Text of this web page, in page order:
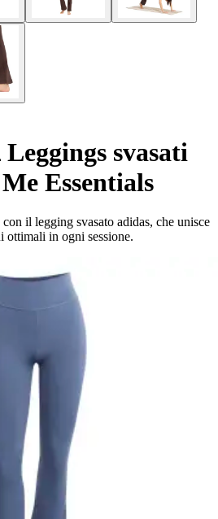
Leggings svasati
Essentials
il legging svasato adidas, che unisce
ottimali in ogni sessione.